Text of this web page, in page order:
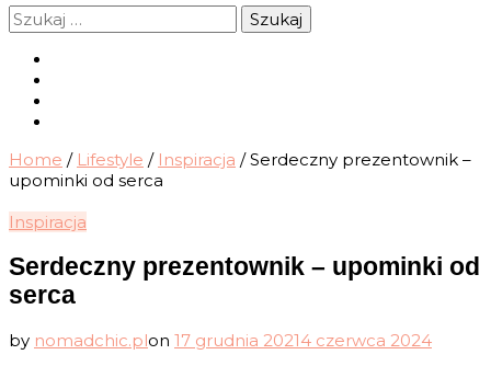
Szukaj:
Home / Lifestyle / Inspiracja / Serdeczny prezentownik –
upominki od serca
Inspiracja
Serdeczny prezentownik – upominki od
serca
by nomadchic.plon 17 grudnia 20214 czerwca 2024